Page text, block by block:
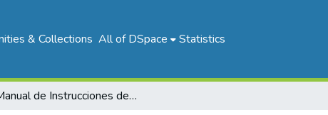
& Collections All of DSpace Statistics
Manual de Instrucciones de Trabajo Servicios de Nutrición de los Hospitales CCSS